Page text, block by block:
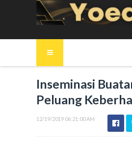
Inseminasi
Peluang
12/19/2019 06:21:00 AM